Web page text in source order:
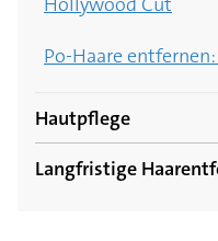
Po-Haare
Hautpflege
Rasurbrand
Langfristige